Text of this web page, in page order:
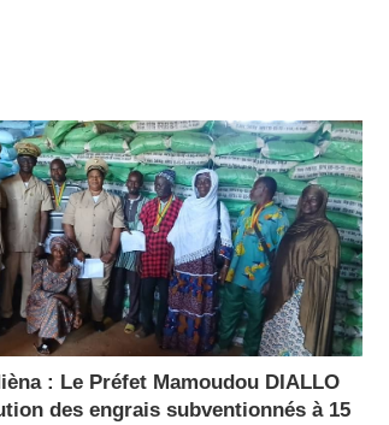
: Le Préfet Mamoudou DIALLO
des engrais subventionnés à 15